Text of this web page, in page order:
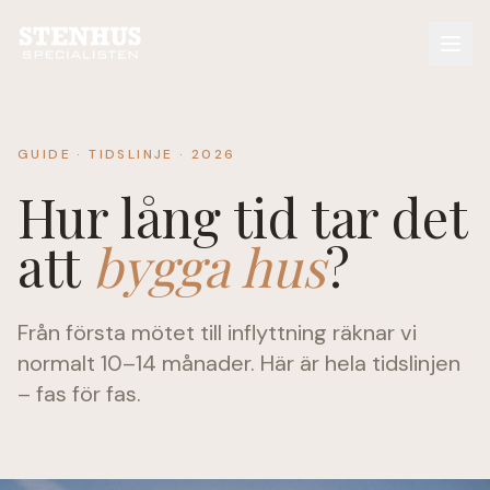
GUIDE · TIDSLINJE · 2026
Hur lång tid tar det
att bygga hus?
Från första mötet till inflyttning räknar vi
normalt 10–14 månader. Här är hela tidslinjen
– fas för fas.